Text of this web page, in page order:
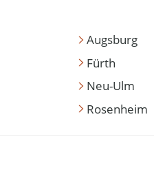
Augsburg
Fürth
Neu-Ulm
Rosenheim